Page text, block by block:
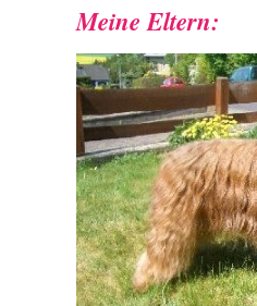
Meine Eltern: